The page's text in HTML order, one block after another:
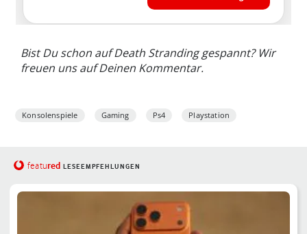
Bist Du schon auf Death Stranding gespannt? Wir
freuen uns auf Deinen Kommentar.
Konsolenspiele Gaming Ps4 Playstation
featured LESEEMPFEHLUNGEN